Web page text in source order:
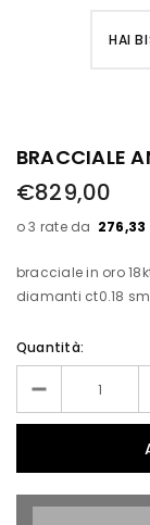
HAI
€829,00
bracciale in oro
diamanti ct0.18
Quantità: